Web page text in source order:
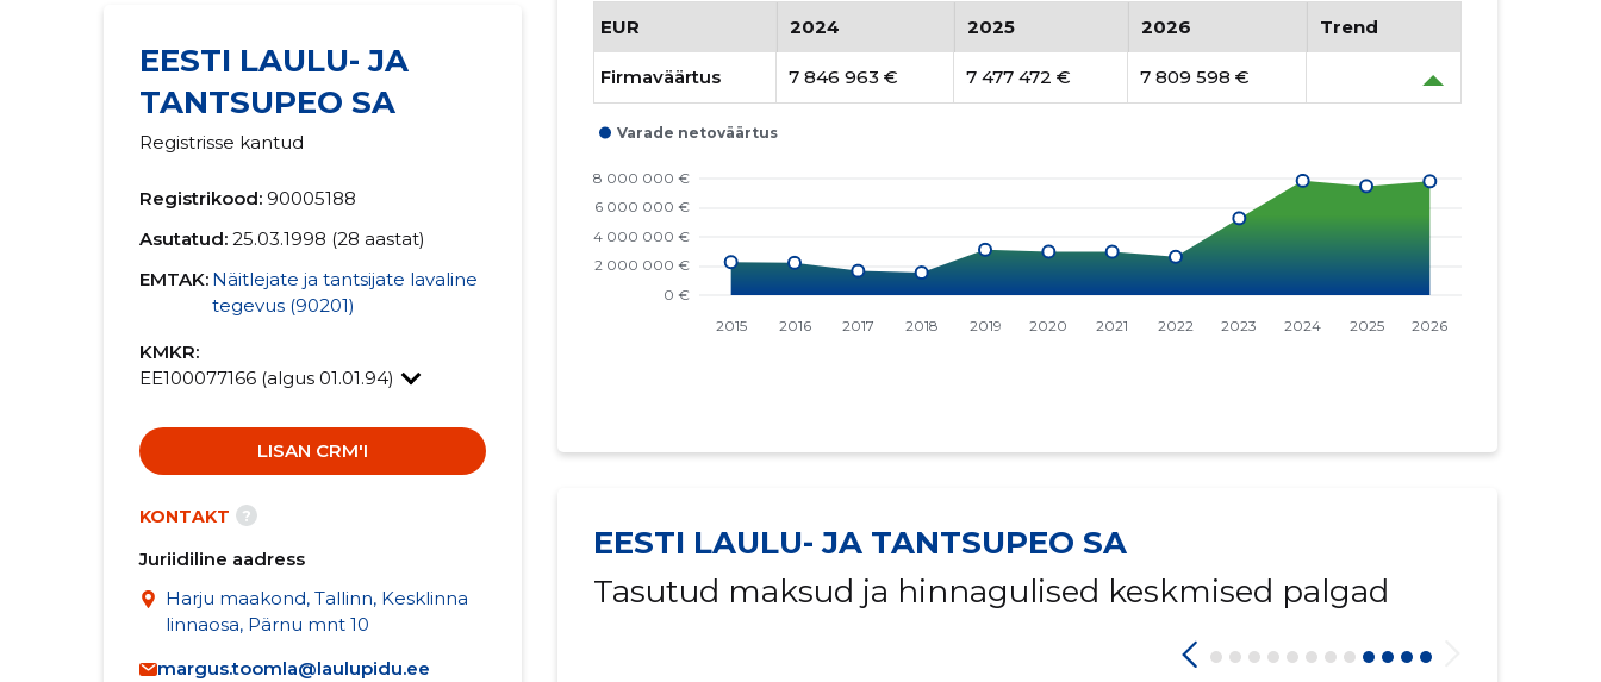
EESTI LAULU- JA
TANTSUPEO SA
Registrisse kantud
Registrikood: 90005188
Asutatud: 25.03.1998 (28 aastat)
EMTAK: Näitlejate ja tantsijate lavaline
tegevus (90201)
KMKR:
EE100077166 (algus 01.01.94)
LISAN CRM'I
KONTAKT ?
Juriidiline aadress
Harju maakond, Tallinn, Kesklinna
linnaosa, Pärnu mnt 10
margus.toomla@laulupidu.ee
EUR 2024 2025 2026 Trend
Firmaväärtus 7 846 963 € 7 477 472 € 7 809 598 €
EESTI LAULU- JA TANTSUPEO SA
Tasutud maksud ja hinnagulised keskmised palgad